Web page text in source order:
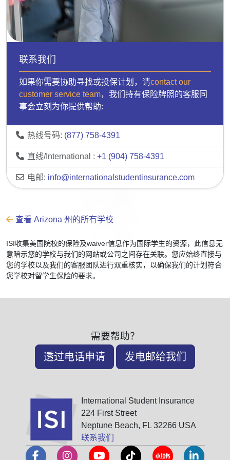
联系我们
如果你需要协助寻找或投保计划，请contact our
customer service team，我们持有保险牌照的客服同
事会立刻为你提供帮助:
热线号码: (877) 758-4391
直线/International : +1 (904) 758-4391
电邮: info@internationalstudentinsurance.com
查看 Arizona 州的所有学校
ISI收集美国院校的保险及waiver信息作为国际学生的资源，此信息无
意暗示您的学校与我们的网站或公司之间存在关联。您应始终直接与
您的学校以及我们的客服团队进行双重核实，以确保我们的计划符合
您学校对留学生保险的要求。
需要帮助？
透过电话申请 发电邮给我们
International Student Insurance
224 First Street
Neptune Beach, FL 32266 USA
联系我们